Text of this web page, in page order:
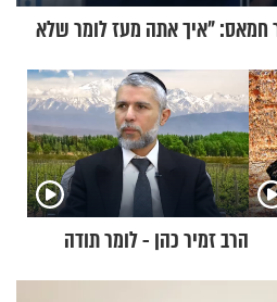
חמאס: "איך אתה מעז לומר שלא
הרב זמיר כהן - לומר תודה